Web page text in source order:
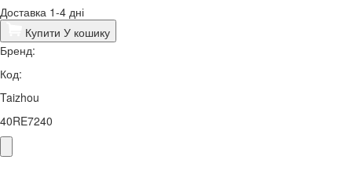
Доставка 1-4 дні
Купити У кошику
Бренд:
Код:
Taizhou
40RE7240